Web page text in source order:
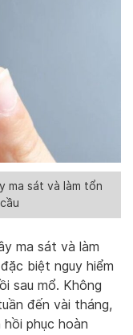
ma sát và làm tổn
ma sát và làm
biệt nguy hiểm
sau mổ. Không
đến vài tháng,
phục hoàn